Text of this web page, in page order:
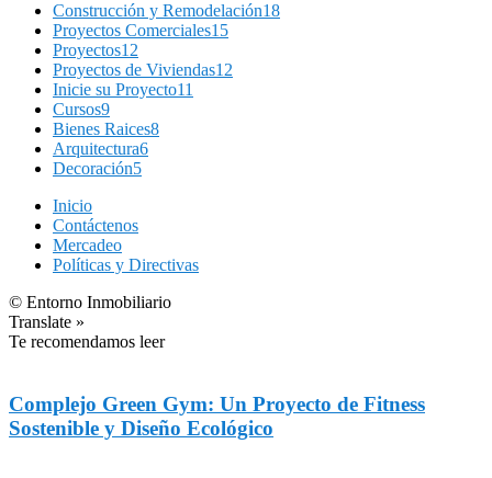
Construcción y Remodelación18
Proyectos Comerciales15
Proyectos12
Proyectos de Viviendas12
Inicie su Proyecto11
Cursos9
Bienes Raices8
Arquitectura6
Decoración5
Inicio
Contáctenos
Mercadeo
Políticas y Directivas
© Entorno Inmobiliario
Translate »
Te recomendamos leer
Complejo Green Gym: Un Proyecto de Fitness
Sostenible y Diseño Ecológico